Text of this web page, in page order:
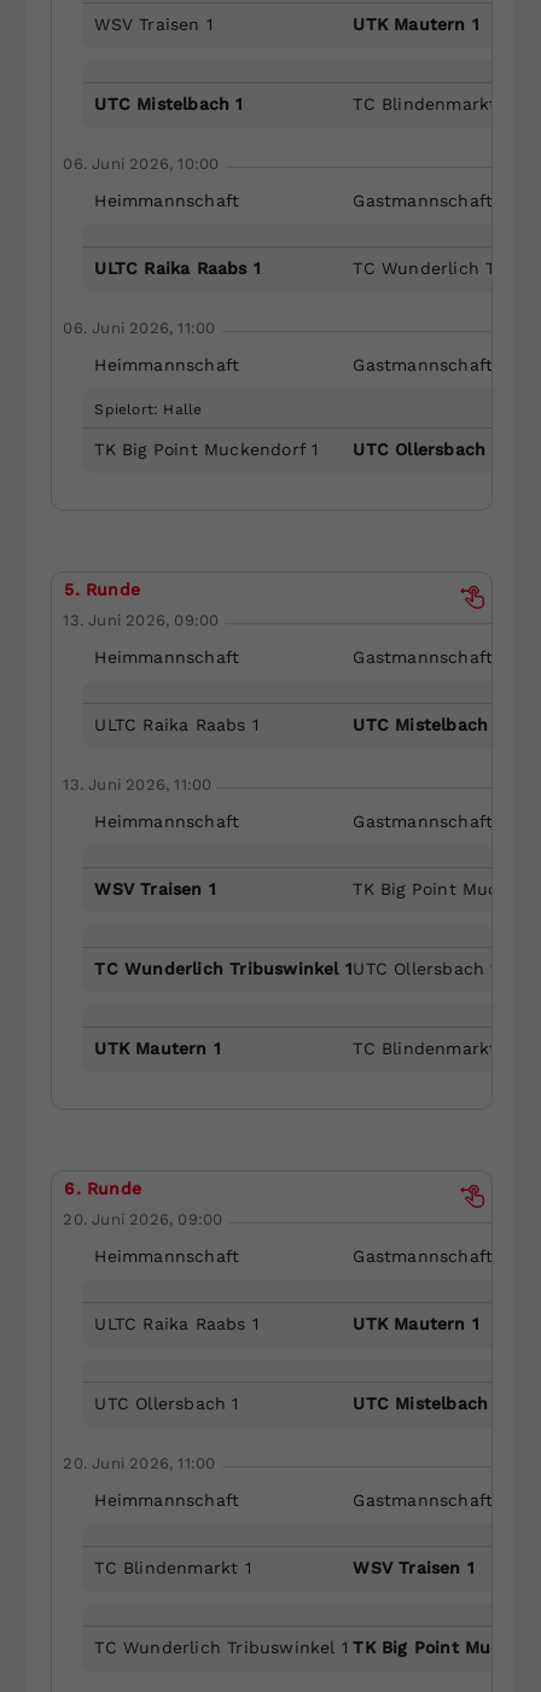
WSV Traisen 1 UTK Mautern 1
UTC Mistelbach 1 TC Blindenmarkt 1
06. Juni 2026, 10:00
Heimmannschaft Gastmannschaft
ULTC Raika Raabs 1 TC Wunderlich
06. Juni 2026, 11:00
Heimmannschaft Gastmannschaft
Spielort: Halle
TK Big Point Muckendorf 1 UTC Ollersbach 1
5. Runde
13. Juni 2026, 09:00
Heimmannschaft Gastmannschaft
ULTC Raika Raabs 1 UTC Mistelbach 1
13. Juni 2026, 11:00
Heimmannschaft Gastmannschaft
WSV Traisen 1 TK Big Point
TC Wunderlich Tribuswinkel 1UTC Ollersbach 1
UTK Mautern 1 TC Blindenmarkt 1
6. Runde
20. Juni 2026, 09:00
Heimmannschaft Gastmannschaft
ULTC Raika Raabs 1 UTK Mautern 1
UTC Ollersbach 1 UTC Mistelbach 1
20. Juni 2026, 11:00
Heimmannschaft Gastmannschaft
TC Blindenmarkt 1 WSV Traisen 1
TC Wunderlich Tribuswinkel 1 TK Big Point